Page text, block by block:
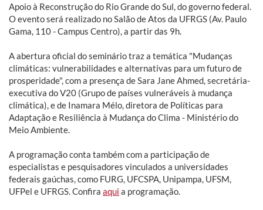
Apoio à Reconstrução do Rio Grande do Sul, do governo federal.
O evento será realizado no Salão de Atos da UFRGS (Av. Paulo
Gama, 110 - Campus Centro), a partir das 9h.
A abertura oficial do seminário traz a temática "Mudanças
climáticas: vulnerabilidades e alternativas para um futuro de
prosperidade", com a presença de Sara Jane Ahmed, secretária-
executiva do V20 (Grupo de países vulneráveis à mudança
climática), e de Inamara Mélo, diretora de Políticas para
Adaptação e Resiliência à Mudança do Clima - Ministério do
Meio Ambiente.
A programação conta também com a participação de
especialistas e pesquisadores vinculados a universidades
federais gaúchas, como FURG, UFCSPA, Unipampa, UFSM,
UFPel e UFRGS. Confira aqui a programação.